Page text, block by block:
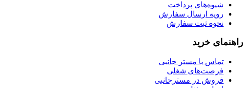
شیوه‌های پرداخت
رویه ارسال سفارش
نحوه ثبت سفارش
راهنمای خرید
تماس با مستر جانبی
فرصت‌های شغلی
فروش در مسترجانبی